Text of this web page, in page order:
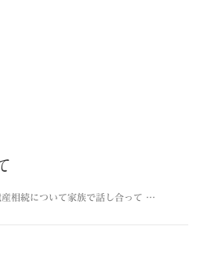
相続について家族で話し合って …